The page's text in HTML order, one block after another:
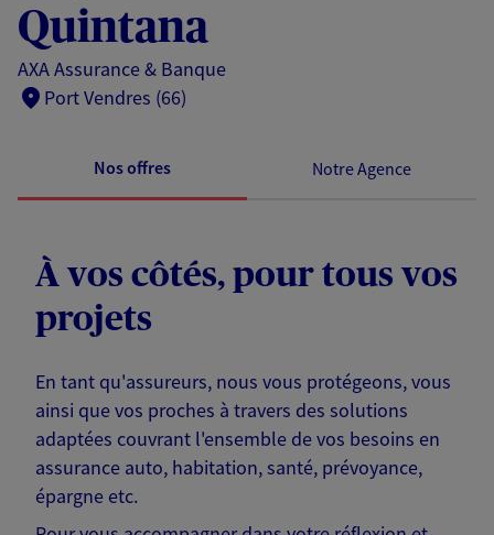
Quintana
AXA Assurance & Banque
Port Vendres (66)
Nos offres Notre Agence
À vos côtés, pour tous vos
projets
En tant qu'assureurs, nous vous protégeons, vous
ainsi que vos proches à travers des solutions
adaptées couvrant l'ensemble de vos besoins en
assurance auto, habitation, santé, prévoyance,
épargne etc.